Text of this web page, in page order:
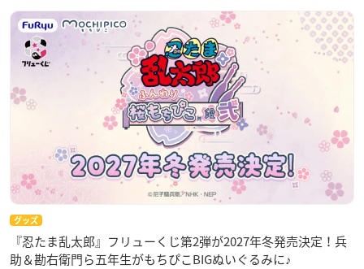
グッズ
『忍たま乱太郎』フリューくじ第2弾が2027年冬発売決定！兵
助＆勘右衛門ら五年生がもちぴこBIGぬいぐるみに♪